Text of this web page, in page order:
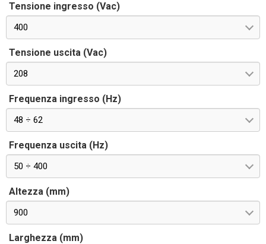
Tensione ingresso (Vac)
400
Tensione uscita (Vac)
208
Frequenza ingresso (Hz)
48 ÷ 62
Frequenza uscita (Hz)
50 ÷ 400
Altezza (mm)
900
Larghezza (mm)